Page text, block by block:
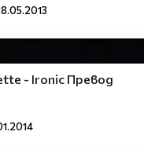
- Ironic Превод